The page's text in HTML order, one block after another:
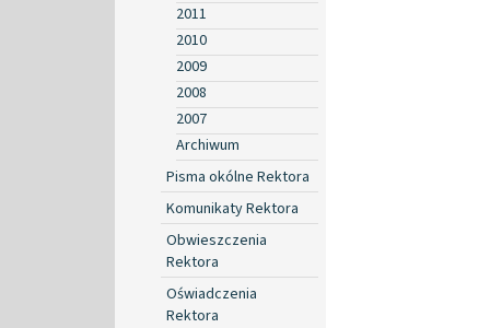
2011
2010
2009
2008
2007
Archiwum
Pisma okólne Rektora
Komunikaty Rektora
Obwieszczenia
Rektora
Oświadczenia
Rektora